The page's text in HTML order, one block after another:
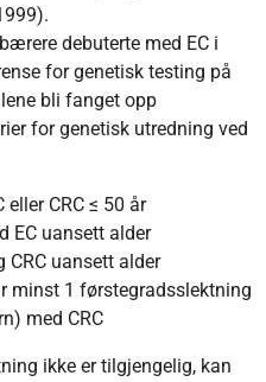
debuterte med EC i
for genetisk testing på
bli fanget opp
for genetisk utredning ved
CRC ≤ 50 år
EC uansett alder
CRC uansett alder
minst 1 førstegradsslektning
med CRC
ikke er tilgjengelig, kan